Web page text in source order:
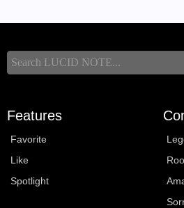
Features
Favorite
Like
Spotlight